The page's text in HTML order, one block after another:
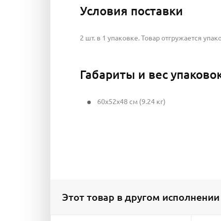
Условия поставки
2 шт. в 1 упаковке. Товар отгружается
Габариты и вес
60x52x48 см (9.24 кг)
Этот товар в другом исполнении